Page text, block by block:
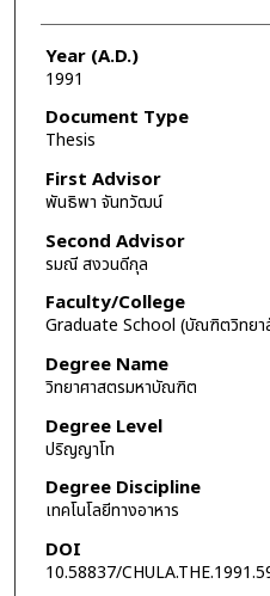
Year (A.D.)
1991
Document Type
Thesis
First Advisor
พันธิพา จันทวัฒน์
Second Advisor
รมณี สงวนดีกุล
Faculty/College
Graduate School (บัณฑิตวิทยา
Degree Name
วิทยาศาสตรมหาบัณฑิต
Degree Level
ปริญญาโท
Degree Discipline
เทคโนโลยีทางอาหาร
DOI
10.58837/